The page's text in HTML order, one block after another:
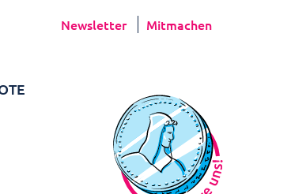
Newsletter Mitmachen